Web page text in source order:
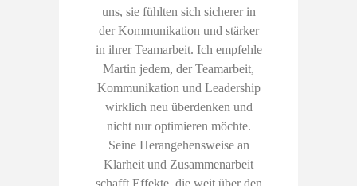
uns, sie fühlten sich sicherer in
der Kommunikation und stärker
in ihrer Teamarbeit. Ich empfehle
Martin jedem, der Teamarbeit,
Kommunikation und Leadership
wirklich neu überdenken und
nicht nur optimieren möchte.
Seine Herangehensweise an
Klarheit und Zusammenarbeit
schafft Effekte, die weit über den